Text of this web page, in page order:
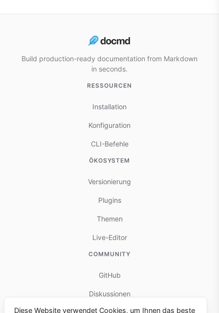
Build production-ready documentation from Markdown
in seconds.
RESSOURCEN
Installation
Konfiguration
CLI-Befehle
ÖKOSYSTEM
Versionierung
Plugins
Themen
Live-Editor
COMMUNITY
GitHub
Diskussionen
Diese Website verwendet Cookies, um Ihnen das beste